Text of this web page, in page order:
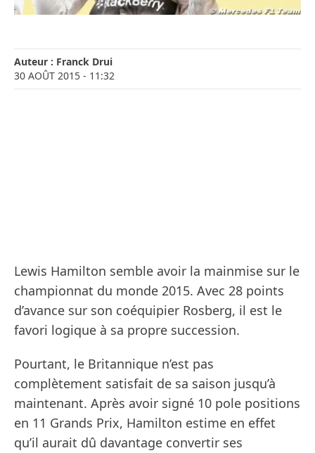
Auteur : Franck Drui
30 AOÛT 2015 - 11:32
Lewis Hamilton semble avoir la mainmise sur le
championnat du monde 2015. Avec 28 points
d’avance sur son coéquipier Rosberg, il est le
favori logique à sa propre succession.
Pourtant, le Britannique n’est pas
complètement satisfait de sa saison jusqu’à
maintenant. Après avoir signé 10 pole positions
en 11 Grands Prix, Hamilton estime en effet
qu’il aurait dû davantage convertir ses